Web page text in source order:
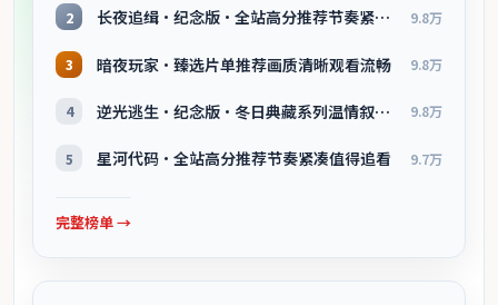
2 长夜追缉·纪念版·全站高分推荐节奏紧凑值得追看 9.8万
3 暗夜玩家·臻选片单推荐画质清晰观看流畅 9.8万
4 逆光逃生·纪念版·冬日典藏系列温情叙事引人入胜 9.8万
5 星河代码·全站高分推荐节奏紧凑值得追看 9.7万
完整榜单 →